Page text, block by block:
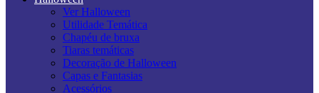
Ver Halloween
Utilidade Temática
Chapéu de bruxa
Tiaras temáticas
Decoração de Halloween
Capas e Fantasias
Acessórios